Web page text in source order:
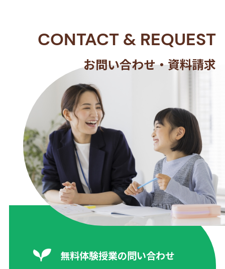
CONTACT & REQUEST
お問い合わせ・資料請求
無料体験授業の問い合わせ